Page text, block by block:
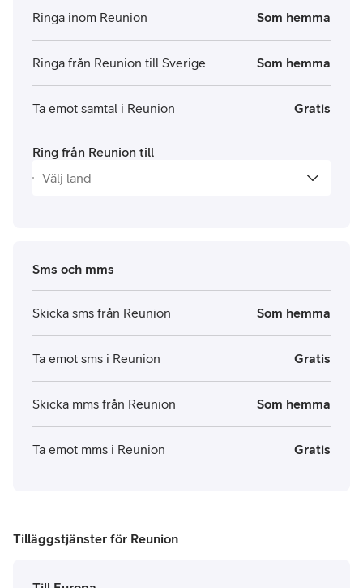
Ringa inom Reunion Som hemma
Ringa från Reunion till Sverige Som hemma
Ta emot samtal i Reunion Gratis
Ring från Reunion till
Sms och mms
Skicka sms från Reunion Som hemma
Ta emot sms i Reunion Gratis
Skicka mms från Reunion Som hemma
Ta emot mms i Reunion Gratis
Tilläggstjänster för Reunion